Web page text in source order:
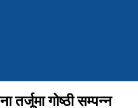
तर्जूमा गोष्ठी सम्पन्न